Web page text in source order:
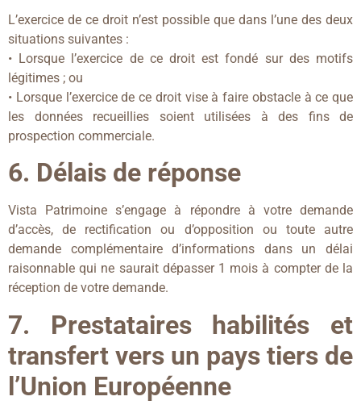
L’exercice de ce droit n’est possible que dans l’une des deux
situations suivantes :
• Lorsque l’exercice de ce droit est fondé sur des motifs
légitimes ; ou
• Lorsque l’exercice de ce droit vise à faire obstacle à ce que
les données recueillies soient utilisées à des fins de
prospection commerciale.
6. Délais de réponse
Vista Patrimoine s’engage à répondre à votre demande
d’accès, de rectification ou d’opposition ou toute autre
demande complémentaire d’informations dans un délai
raisonnable qui ne saurait dépasser 1 mois à compter de la
réception de votre demande.
7. Prestataires habilités et
transfert vers un pays tiers de
l’Union Européenne